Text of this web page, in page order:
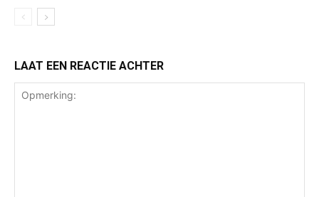
LAAT EEN REACTIE ACHTER